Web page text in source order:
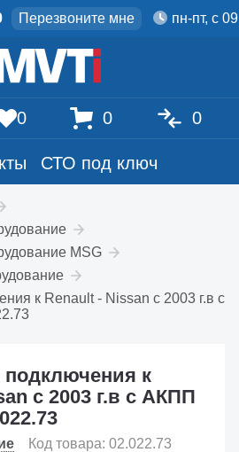
Перезвоните мне пн-пт, с
СТО под ключ
0 0 0
MSG
к Renault - Nissan c 2003 г.в с
к
c 2003 г.в с АКПП
Код товара: 02.022.73